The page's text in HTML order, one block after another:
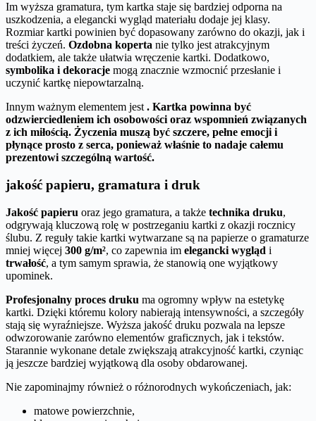
Im wyższa gramatura, tym kartka staje się bardziej odporna na
uszkodzenia, a elegancki wygląd materiału dodaje jej klasy.
Rozmiar kartki powinien być dopasowany zarówno do okazji, jak i
treści życzeń. Ozdobna koperta nie tylko jest atrakcyjnym
dodatkiem, ale także ułatwia wręczenie kartki. Dodatkowo,
symbolika i dekoracje mogą znacznie wzmocnić przesłanie i
uczynić kartkę niepowtarzalną.
Innym ważnym elementem jest . Kartka powinna być
odzwierciedleniem ich osobowości oraz wspomnień związanych
z ich miłością. Życzenia muszą być szczere, pełne emocji i
płynące prosto z serca, ponieważ właśnie to nadaje całemu
prezentowi szczególną wartość.
jakość papieru, gramatura i druk
Jakość papieru oraz jego gramatura, a także technika druku,
odgrywają kluczową rolę w postrzeganiu kartki z okazji rocznicy
ślubu. Z reguły takie kartki wytwarzane są na papierze o gramaturze
mniej więcej 300 g/m², co zapewnia im elegancki wygląd i
trwałość, a tym samym sprawia, że stanowią one wyjątkowy
upominek.
Profesjonalny proces druku ma ogromny wpływ na estetykę
kartki. Dzięki któremu kolory nabierają intensywności, a szczegóły
stają się wyraźniejsze. Wyższa jakość druku pozwala na lepsze
odwzorowanie zarówno elementów graficznych, jak i tekstów.
Starannie wykonane detale zwiększają atrakcyjność kartki, czyniąc
ją jeszcze bardziej wyjątkową dla osoby obdarowanej.
Nie zapominajmy również o różnorodnych wykończeniach, jak:
matowe powierzchnie,